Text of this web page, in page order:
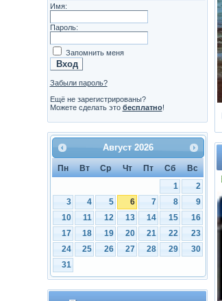
Имя:
Пароль:
Запомнить меня
Забыли пароль?
Ещё не зарегистрированы?
Можете сделать это бесплатно!
Август 2026
Пн Вт Ср Чт Пт Сб
Вс
1
2
3
4 5 6 7 8
9
10
11 12 13 14 15
16
17
18 19 20 21 22
23
24
25 26 27 28 29
30
31